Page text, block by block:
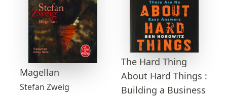
Magellan
Stefan Zweig
The Hard Thing
About Hard Things :
Building a Business